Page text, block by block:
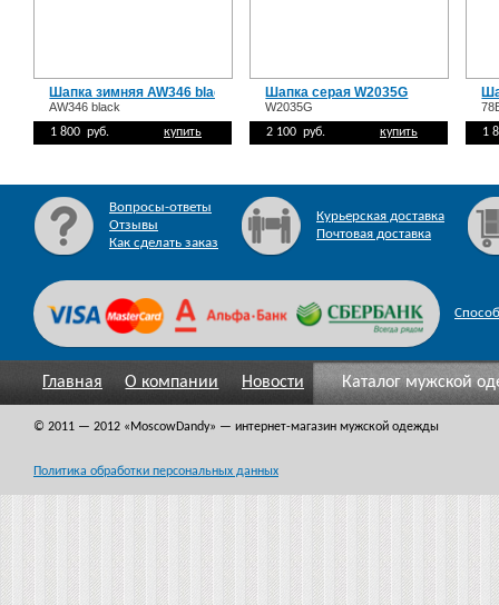
Шапка зимняя AW346 black
AW346 black
1 800 руб.
купить
Шапка серая W2035G
W2035G
2 100 руб.
купить
1
Вопросы-ответы
Отзывы
Как сделать заказ
Курьерская доставка
Почтовая доставка
Главная О компании Новости Каталог мужской
© 2011 — 2012 «MoscowDandy» — интернет-магазин мужской одежды
Политика обработки персональных данных